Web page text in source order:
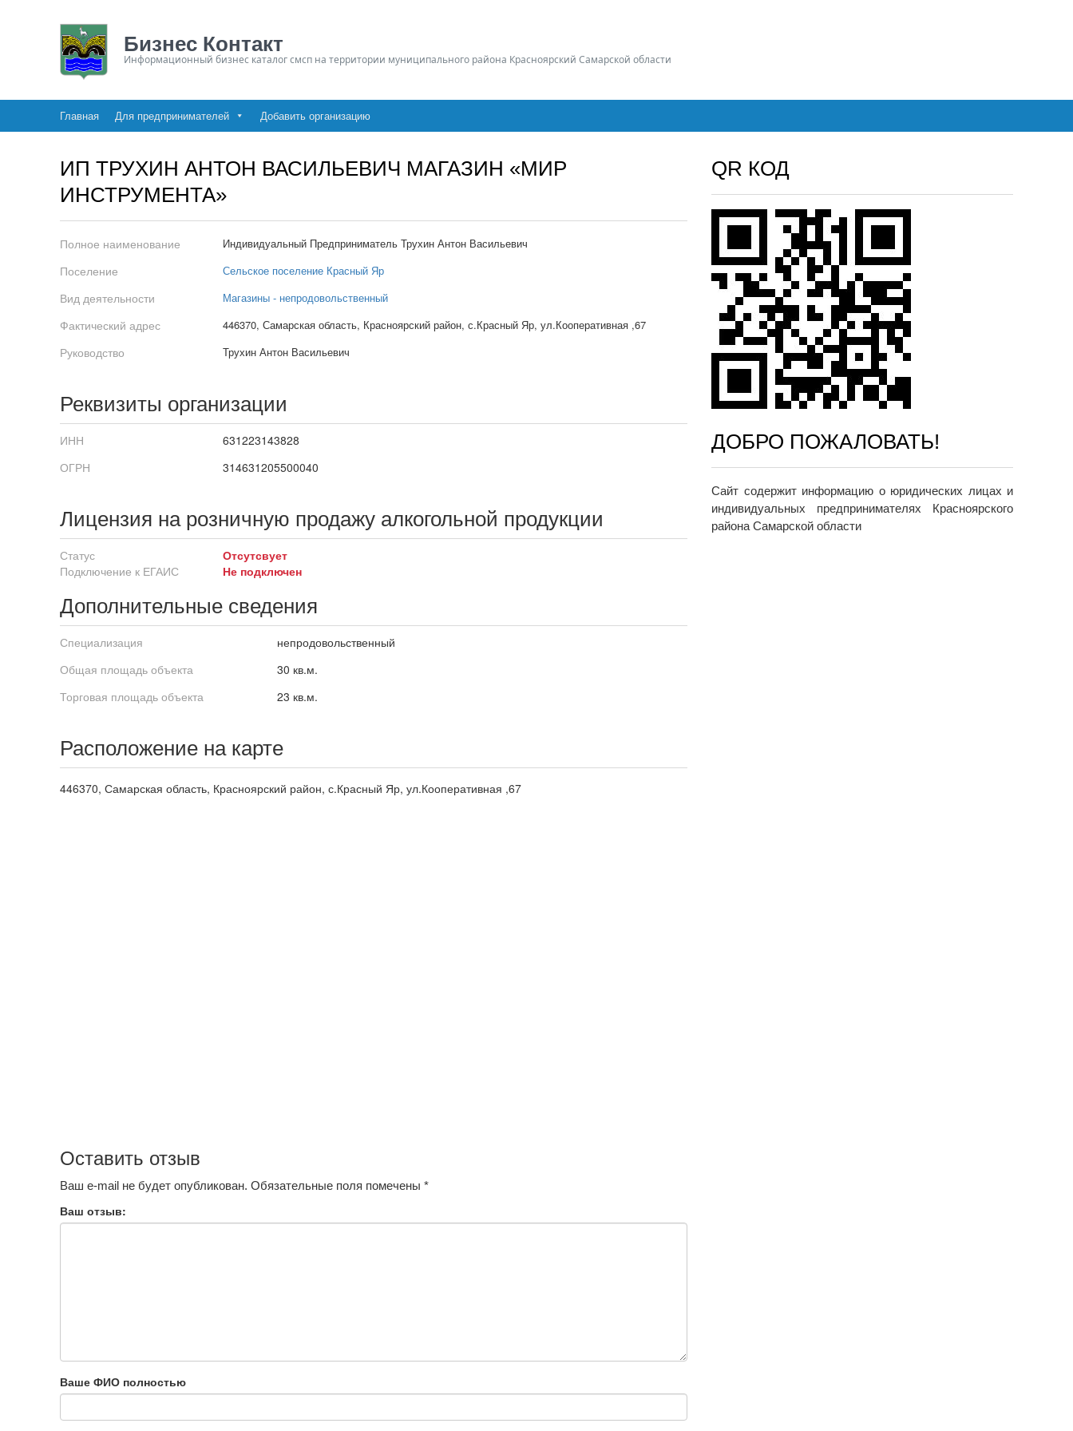
Бизнес Контакт
Информационный бизнес каталог смсп на территории муниципального района Красноярский Самарской области
Главная Для предпринимателей Добавить организацию
ИП ТРУХИН АНТОН ВАСИЛЬЕВИЧ МАГАЗИН «МИР
ИНСТРУМЕНТА»
Полное наименование Индивидуальный Предприниматель Трухин Антон Васильевич
Поселение Сельское поселение Красный Яр
Вид деятельности Магазины - непродовольственный
Фактический адрес 446370, Самарская область, Красноярский район, с.Красный Яр, ул.Кооперативная ,67
Руководство Трухин Антон Васильевич
Реквизиты организации
ИНН
631223143828
ОГРН
314631205500040
Лицензия на розничную продажу алкогольной продукции
Статус
Отсутсвует
Подключение к ЕГАИС
Не подключен
Дополнительные сведения
Специализация
непродовольственный
Общая площадь объекта
30 кв.м.
Торговая площадь объекта
23 кв.м.
Расположение на карте
446370, Самарская область, Красноярский район, с.Красный Яр, ул.Кооперативная ,67
Оставить отзыв
Ваш e-mail не будет опубликован. Обязательные поля помечены *
Ваш отзыв:
Ваше ФИО полностью
QR КОД
ДОБРО ПОЖАЛОВАТЬ!
Сайт содержит информацию о юридических лицах и
индивидуальных предпринимателях Красноярского
района Самарской области